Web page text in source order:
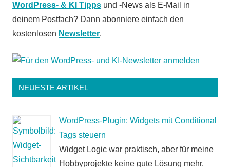
WordPress- & KI Tipps und -News als E-Mail in
deinem Postfach? Dann abonniere einfach den
kostenlosen Newsletter.
NEUESTE ARTIKEL
WordPress-Plugin: Widgets mit Conditional
Tags steuern
Widget Logic war praktisch, aber für meine
Hobbyprojekte keine gute Lösung mehr.